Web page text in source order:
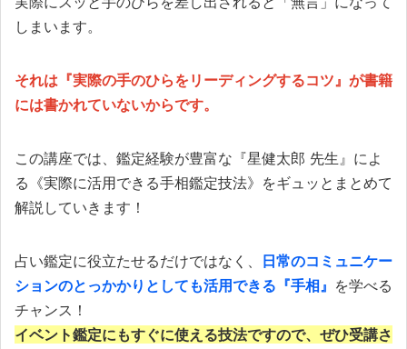
しまいます。
それは『実際の手のひらをリーディングするコツ』が書籍
には書かれていないからです。
この講座では、鑑定経験が豊富な『星健太郎 先生』によ
る《実際に活用できる手相鑑定技法》をギュッとまとめて
解説していきます！
占い鑑定に役立たせるだけではなく、
日常のコミュニケー
ションのとっかかりとしても活用できる『手相』 を学べる
チャンス！
イベント鑑定にもすぐに使える技法ですので、ぜひ受講さ